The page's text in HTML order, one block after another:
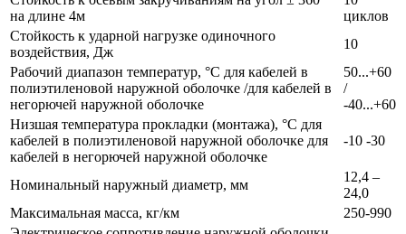
на длине 4м
циклов
Стойкость к ударной нагрузке одиночного
воздействия, Дж
10
Рабочий диапазон температур, °С для кабелей в
полиэтиленовой наружной оболочке /для кабелей в
негорючей наружной оболочке
50...+60
/
-40...+60
Низшая температура прокладки (монтажа), °С для
кабелей в полиэтиленовой наружной оболочке для
кабелей в негорючей наружной оболочке
-10 -30
Номинальный наружный диаметр, мм
12,4 –
24,0
Максимальная масса, кг/км
250-990